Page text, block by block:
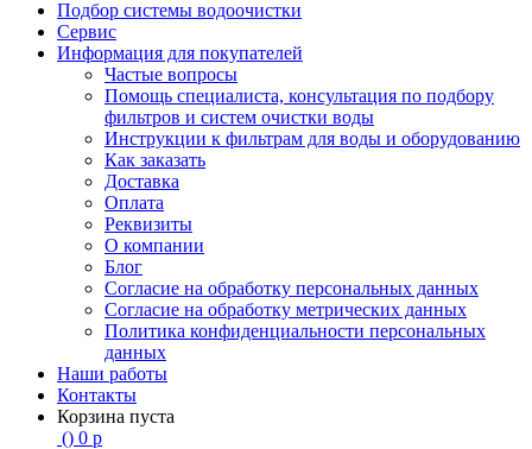
Подбор системы водоочистки
Сервис
Информация для покупателей
Частые вопросы
Помощь специалиста, консультация по подбору
фильтров и систем очистки воды
Инструкции к фильтрам для воды и оборудованию
Как заказать
Доставка
Оплата
Реквизиты
О компании
Блог
Согласие на обработку персональных данных
Согласие на обработку метрических данных
Политика конфиденциальности персональных
данных
Наши работы
Контакты
Корзина пуста
() 0 р